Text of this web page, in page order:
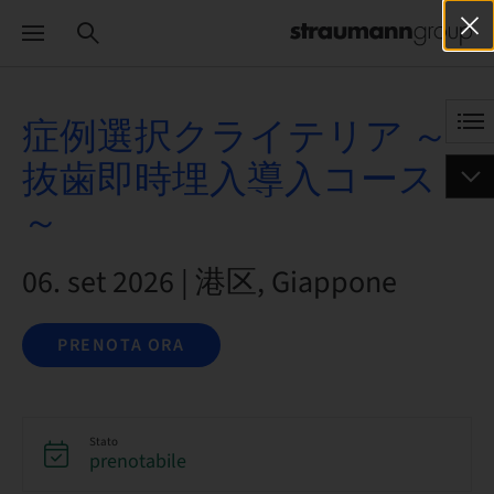
症例選択クライテリア ～
抜歯即時埋入導入コース
～
06. set 2026 | 港区, Giappone
PRENOTA ORA
Stato
prenotabile